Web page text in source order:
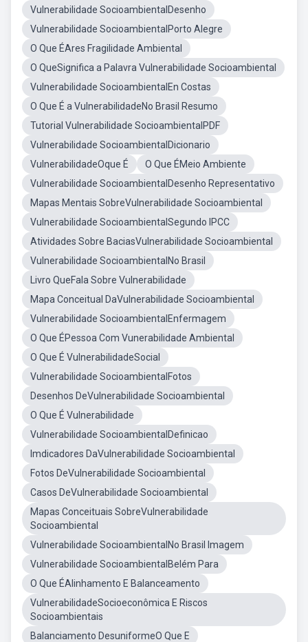
Vulnerabilidade SocioambientalDesenho
Vulnerabilidade SocioambientalPorto Alegre
O Que ÉAres Fragilidade Ambiental
O QueSignifica a Palavra Vulnerabilidade Socioambiental
Vulnerabilidade SocioambientalEn Costas
O Que É a VulnerabilidadeNo Brasil Resumo
Tutorial Vulnerabilidade SocioambientalPDF
Vulnerabilidade SocioambientalDicionario
VulnerabilidadeOque É
O Que ÉMeio Ambiente
Vulnerabilidade SocioambientalDesenho Representativo
Mapas Mentais SobreVulnerabilidade Socioambiental
Vulnerabilidade SocioambientalSegundo IPCC
Atividades Sobre BaciasVulnerabilidade Socioambiental
Vulnerabilidade SocioambientalNo Brasil
Livro QueFala Sobre Vulnerabilidade
Mapa Conceitual DaVulnerabilidade Socioambiental
Vulnerabilidade SocioambientalEnfermagem
O Que ÉPessoa Com Vunerabilidade Ambiental
O Que É VulnerabilidadeSocial
Vulnerabilidade SocioambientalFotos
Desenhos DeVulnerabilidade Socioambiental
O Que É Vulnerabilidade
Vulnerabilidade SocioambientalDefinicao
Imdicadores DaVulnerabilidade Socioambiental
Fotos DeVulnerabilidade Socioambiental
Casos DeVulnerabilidade Socioambiental
Mapas Conceituais SobreVulnerabilidade
Socioambiental
Vulnerabilidade SocioambientalNo Brasil Imagem
Vulnerabilidade SocioambientalBelém Para
O Que ÉAlinhamento E Balanceamento
VulnerabilidadeSocioeconômica E Riscos
Socioambientais
Balanciamento DesuniformeO Que E